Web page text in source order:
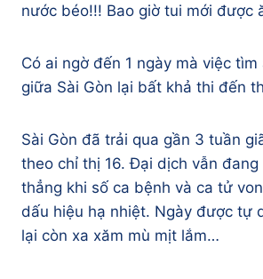
nước béo!!! Bao giờ tui mới được
Có ai ngờ đến 1 ngày mà việc
giữa Sài Gòn lại bất khả thi đến
Sài Gòn đã trải qua gần 3 tuần
theo chỉ thị 16. Đại dịch vẫn
thẳng khi số ca bệnh và ca tử
dấu hiệu hạ nhiệt. Ngày được tự
lại còn xa xăm mù mịt lắm…